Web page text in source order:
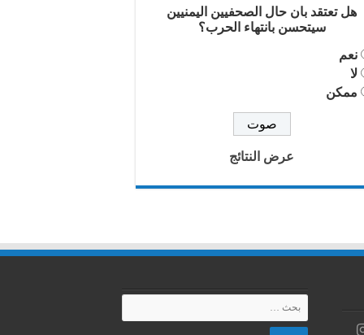
هل تعتقد بان حال الصحفيين اليمنيين
سيتحسن بانتهاء الحرب؟
نعم
لا
ممكن
عرض النتائج